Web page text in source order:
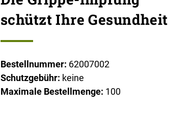
schützt Ihre Gesundheit
Bestellnummer: 62007002
Schutzgebühr: keine
Maximale Bestellmenge: 100